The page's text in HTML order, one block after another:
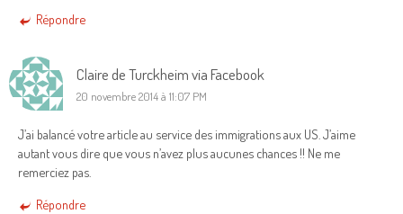
Répondre
Claire de Turckheim via Facebook
20 novembre 2014 à 11:07 PM
J’ai balancé votre article au service des immigrations aux US. J’aime
autant vous dire que vous n’avez plus aucunes chances !! Ne me
remerciez pas.
Répondre